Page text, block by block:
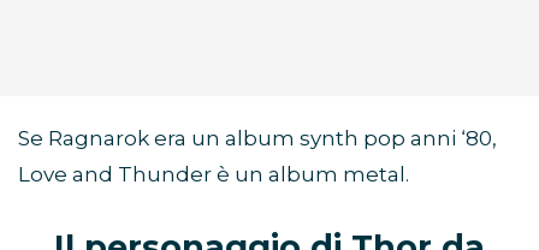
Se Ragnarok era un album synth pop anni ‘80,
Love and Thunder è un album metal.